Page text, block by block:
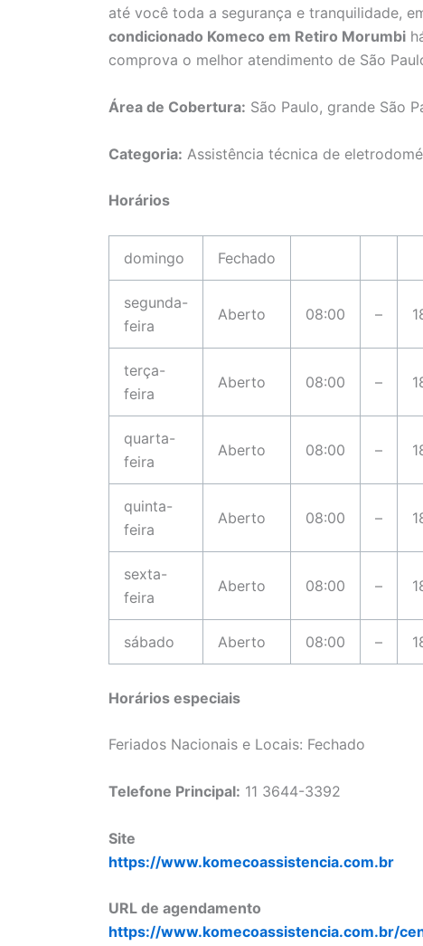
até você toda a segurança e tranquilidade,
condicionado Komeco em Retiro Morumbi
comprova o melhor atendimento de São
Área de Cobertura: São Paulo, grande São
Categoria: Assistência técnica de
Horários
domingo Fechado
segunda-
feira
Aberto 08:00 –
terça-
feira
Aberto 08:00 –
quarta-
feira
Aberto 08:00 –
quinta-
feira
Aberto 08:00 –
sexta-
feira
Aberto 08:00 –
sábado Aberto 08:00 –
Horários especiais
Feriados Nacionais e Locais: Fechado
Telefone Principal: 11 3644-3392
Site
https://www.komecoassistencia.com.br
URL de agendamento
https://www.komecoassistencia.com.br/